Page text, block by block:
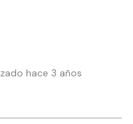
hace 3 años